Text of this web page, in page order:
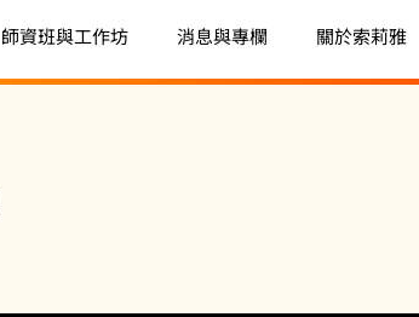
師資班與工作坊 消息與專欄 關於索莉雅